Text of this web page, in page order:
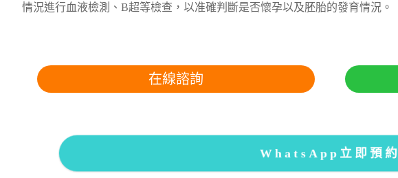
情況進行血液檢測、B超等檢查，以准確判斷是否懷孕以及胚胎的發育情況。
在線諮詢
WhatsApp立即預約